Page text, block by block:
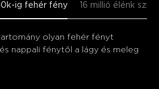
ig fehér fény 16 millió élénk szín
olyan fehér fényt
nappali fénytől a lágy és meleg